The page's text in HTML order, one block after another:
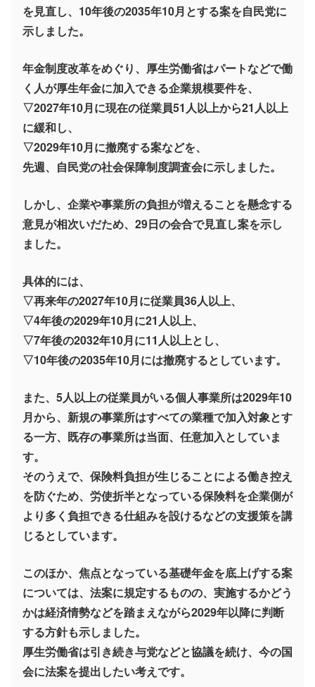
を見直し、10年後の2035年10月とする案を自民党に
示しました。
年金制度改革をめぐり、厚生労働省はパートなどで働
く人が厚生年金に加入できる企業規模要件を、
▽2027年10月に現在の従業員51人以上から21人以上
に緩和し、
▽2029年10月に撤廃する案などを、
先週、自民党の社会保障制度調査会に示しました。
しかし、企業や事業所の負担が増えることを懸念する
意見が相次いだため、29日の会合で見直し案を示し
ました。
具体的には、
▽再来年の2027年10月に従業員36人以上、
▽4年後の2029年10月に21人以上、
▽7年後の2032年10月に11人以上とし、
▽10年後の2035年10月には撤廃するとしています。
また、5人以上の従業員がいる個人事業所は2029年10
月から、新規の事業所はすべての業種で加入対象とす
る一方、既存の事業所は当面、任意加入としていま
す。
そのうえで、保険料負担が生じることによる働き控え
を防ぐため、労使折半となっている保険料を企業側が
より多く負担できる仕組みを設けるなどの支援策を講
じるとしています。
このほか、焦点となっている基礎年金を底上げする案
については、法案に規定するものの、実施するかどう
かは経済情勢などを踏まえながら2029年以降に判断
する方針も示しました。
厚生労働省は引き続き与党などと協議を続け、今の国
会に法案を提出したい考えです。